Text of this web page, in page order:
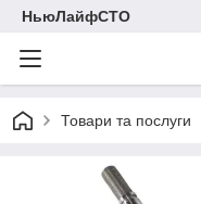
НьюЛайфСТО
Товари та послуги